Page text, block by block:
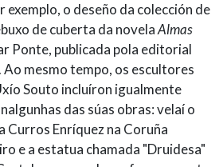
o deseño da colección de
de cuberta da novelaAlmas
Ponte, publicada pola editorial
mesmo tempo, os escultores
Souto incluíron igualmente
das súas obras: velaí o
Curros Enríquez na Coruña
e a estatua chamada "Druidesa"